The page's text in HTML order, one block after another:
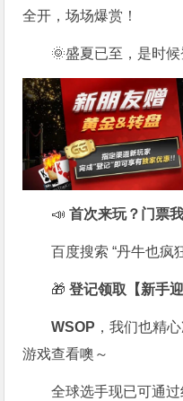
全开，场场爆赏！
🌞盛夏已至，是时
📣首次来玩？门票
百度搜索 “丹牛也疯
🎁 登记领取【新手迎
WSOP ，我们也精
游戏查看噢～
全球选手现已可通